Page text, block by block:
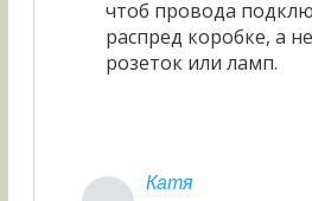
чтоб провода
распред коробке, а
розеток или ламп.
Катя